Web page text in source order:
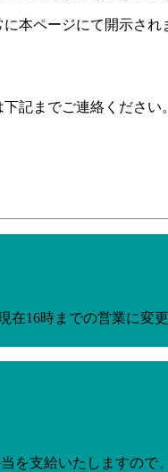
本ページにて開示され
記までご連絡ください。
在16時までの営業に
を支給いたしますの